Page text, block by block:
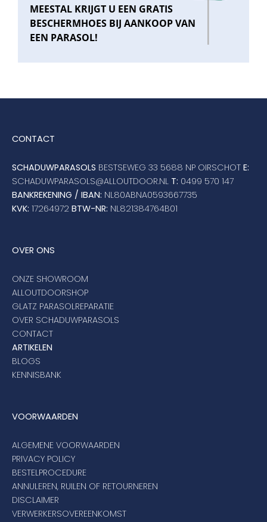
MEESTAL KRIJGT U EEN GRATIS
BESCHERMHOES BIJ AANKOOP VAN
EEN PARASOL!
CONTACT
SCHADUWPARASOLS BESTSEWEG 33 5688 NP OIRSCHOT E:
SCHADUWPARASOLS@ALLOUTDOOR.NL T: 0499 570 147
BANKREKENING / IBAN: NL80ABNA0593667735
KVK: 17264972 BTW-NR: NL821384764B01
OVER ONS
ONZE SHOWROOM
ALLOUTDOORSHOP
GLATZ PARASOLREPARATIE
OVER SCHADUWPARASOLS
CONTACT
ARTIKELEN
BLOGS
KENNISBANK
VOORWAARDEN
ALGEMENE VOORWAARDEN
PRIVACY POLICY
BESTELPROCEDURE
ANNULEREN, RUILEN OF RETOURNEREN
DISCLAIMER
VERWERKERSOVEREENKOMST